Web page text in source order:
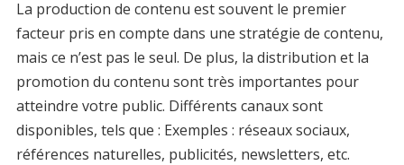
La production de contenu est souvent le premier
facteur pris en compte dans une stratégie de contenu,
mais ce n’est pas le seul. De plus, la distribution et la
promotion du contenu sont très importantes pour
atteindre votre public. Différents canaux sont
disponibles, tels que : Exemples : réseaux sociaux,
références naturelles, publicités, newsletters, etc.